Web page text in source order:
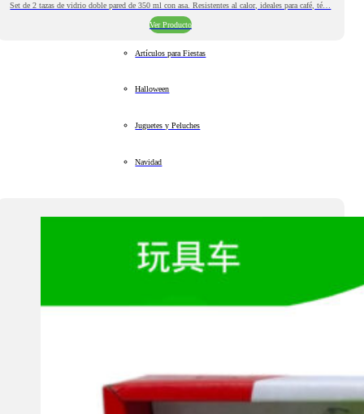
Set de 2 tazas de vidrio doble pared de 350 ml con asa. Resistentes al calor, ideales para café, té…
Ver Producto
Artículos para Fiestas
Halloween
Juguetes y Peluches
Navidad